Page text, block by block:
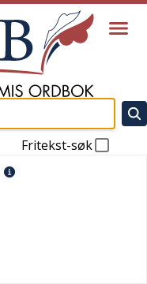
Fritekst-søk